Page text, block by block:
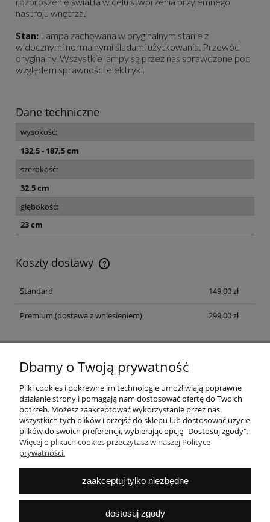
nastroju wnętrza.
Stan: Lampa zachowana w oryginalnym stanie z
widocznymi normalnymi śladami użytkowania. Przewód
oryginalny. Wszystkie lampy są przez nas sprawdzone pod
względem sprawności elektryki.
Dane techniczne
wysokość:
132,5 - 187,5 cm
szerokość:
32,5 cm
głębokość:
23 cm
Koszty dostawy
Koszt dostawy dotyczy przesyłek na terenie Polski
Standard
149,00 zł
Premium (dostawa z wniesieniem) 299,00 zł
NEWSLETTER
designu
ZAPISZ SIĘ
POMOC
MOJE KONTO
Dbamy o Twoją prywatność
Pliki cookies i pokrewne im technologie umożliwiają poprawne
działanie strony i pomagają nam dostosować ofertę do Twoich
potrzeb. Możesz zaakceptować wykorzystanie przez nas
wszystkich tych plików i przejść do sklepu lub dostosować użycie
plików do swoich preferencji, wybierając opcję "Dostosuj zgody".
Więcej o plikach cookies przeczytasz w naszej Polityce
prywatności.
zaakceptuj tylko niezbędne
dostosuj zgody